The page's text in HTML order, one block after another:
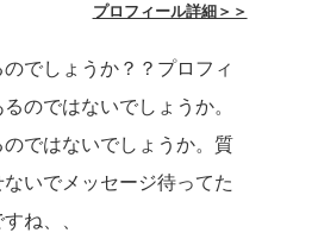
プロフィール詳細＞＞
でしょうか？？プロフィ
のではないでしょうか。
ではないでしょうか。質
いでメッセージ待ってた
ね、、